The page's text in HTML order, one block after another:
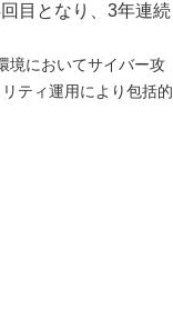
目となり、3年連続
境においてサイバー攻
ティ運用により包括的